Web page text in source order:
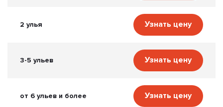
2 улья Узнать цену
3-5 ульев Узнать цену
от 6 ульев и более Узнать цену